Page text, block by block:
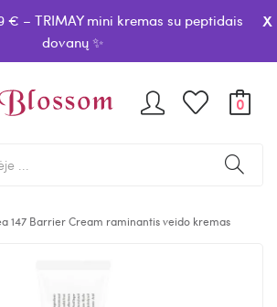
€ – TRIMAY mini kremas su peptidais
dovanų ✨
x
0
147 Barrier Cream raminantis veido kremas